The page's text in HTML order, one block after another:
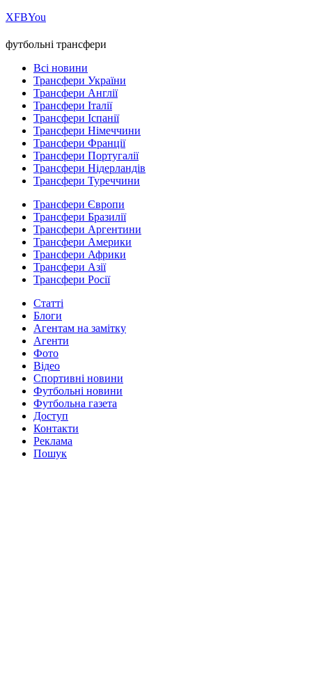
ХFBYou
футбольні трансфери
Всі новини
Трансфери України
Трансфери Англії
Трансфери Італії
Трансфери Іспанії
Трансфери Німеччини
Трансфери Франції
Трансфери Португалії
Трансфери Нідерландів
Трансфери Туреччини
Трансфери Європи
Трансфери Бразилії
Трансфери Аргентини
Трансфери Америки
Трансфери Африки
Трансфери Азії
Трансфери Росії
Статті
Блоги
Агентам на замітку
Агенти
Фото
Відео
Спортивні новини
Футбольні новини
Футбольна газета
Доступ
Контакти
Реклама
Пошук